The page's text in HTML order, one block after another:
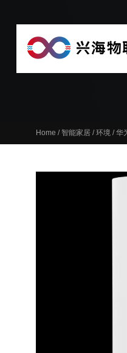
Home /智能家居 /环境 / 华